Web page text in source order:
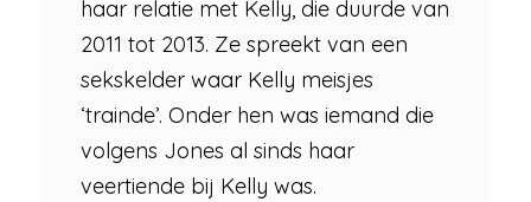
haar relatie met Kelly, die duurde van
2011 tot 2013. Ze spreekt van een
sekskelder waar Kelly meisjes
‘trainde’. Onder hen was iemand die
volgens Jones al sinds haar
veertiende bij Kelly was.